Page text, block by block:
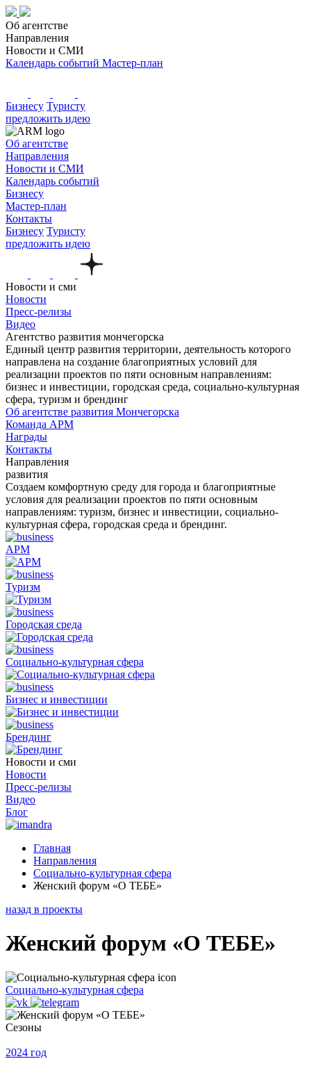
Об агентстве
Направления
Новости и СМИ
Календарь событий Мастер-план
Бизнесу Туристу
предложить идею
Об агентстве
Направления
Новости и СМИ
Календарь событий
Бизнесу
Мастер-план
Контакты
Бизнесу Туристу
предложить идею
Новости и сми
Новости
Пресс-релизы
Видео
Агентство развития мончегорска
Единый центр развития территории, деятельность которого
направлена на создание благоприятных условий для
реализации проектов по пяти основным направлениям:
бизнес и инвестиции, городская среда, социально-культурная
сфера, туризм и брендинг
Об агентстве развития Мончегорска
Команда АРМ
Награды
Контакты
Направления
развития
Создаем комфортную среду для города и благоприятные
условия для реализации проектов по пяти основным
направлениям: туризм, бизнес и инвестиции, социально-
культурная сфера, городская среда и брендинг.
АРМ
Туризм
Городская среда
Социально-культурная сфера
Бизнес и инвестиции
Брендинг
Новости и сми
Новости
Пресс-релизы
Видео
Блог
Главная
Направления
Социально-культурная сфера
Женский форум «О ТЕБЕ»
назад в проекты
Женский форум «О ТЕБЕ»
Социально-культурная сфера
Сезоны
2024 год